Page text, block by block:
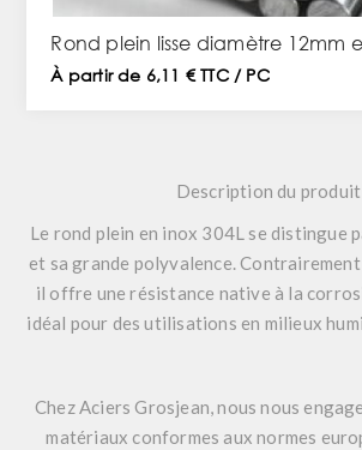
Rond plein lisse diamètre 12mm
À partir de 6,11 € TTC / PC
Description du produit
Le rond plein en inox 304L se distingue
et sa grande polyvalence.
il offre une résistance native à la
idéal pour des utilisations en milieux
ChezAciers Grosjean, nous nous
matériaux conformes aux normes